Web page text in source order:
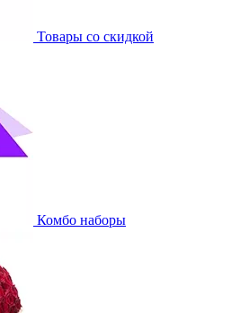
Товары со скидкой
Комбо наборы